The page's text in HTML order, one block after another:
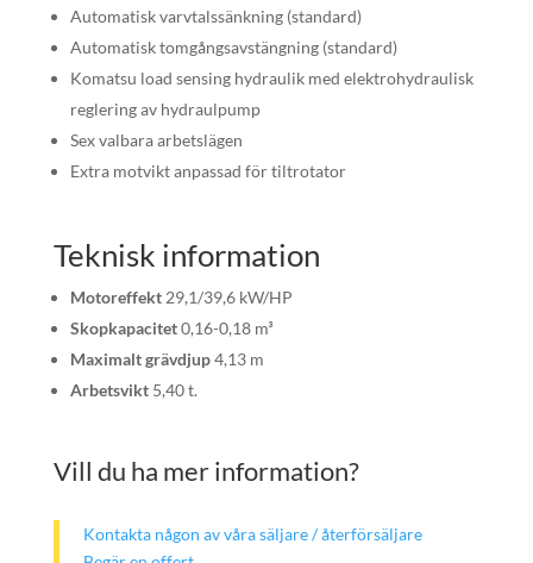
Automatisk varvtalssänkning (standard)
Automatisk tomgångsavstängning (standard)
Komatsu load sensing hydraulik med elektrohydraulisk
reglering av hydraulpump
Sex valbara arbetslägen
Extra motvikt anpassad för tiltrotator
Teknisk information
Motoreffekt29,1/39,6 kW/HP
Skopkapacitet0,16-0,18 m³
Maximalt grävdjup4,13 m
Arbetsvikt5,40 t.
Vill du ha mer information?
Kontakta någon av våra säljare / återförsäljare